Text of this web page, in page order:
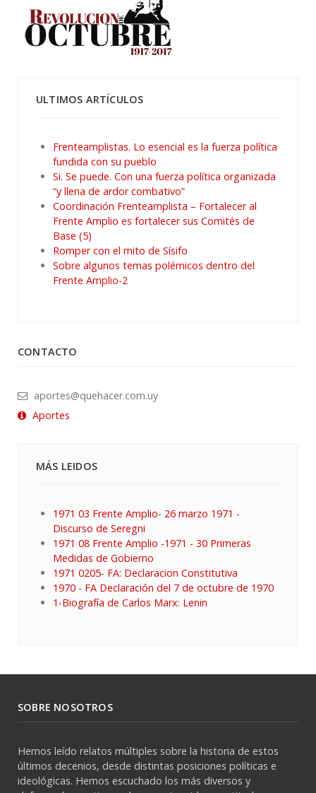
ULTIMOS ARTÍCULOS
Frenteamplistas. Lo esencial es la fuerza política
fundida con su pueblo
Si. Se puede. Con una fuerza política organizada
“y llena de ardor combativo”
Coordinación Frenteamplista – Fortalecer al
Frente Amplio es fortalecer sus Comités de
Base (5)
Romper con el mito de Sísifo
Sobre algunos temas polémicos dentro del
Frente Amplio-2
CONTACTO
aportes@quehacer.com.uy
Aportes
MÁS LEIDOS
1971 03 Frente Amplio- 26 marzo 1971 -
Discurso de Seregni
1971 08 Frente Amplio -1971 - 30 Primeras
Medidas de Gobierno
1971 0205- FA: Declaracion Constitutiva
1970 - FA Declaración del 7 de octubre de 1970
1-Biografía de Carlos Marx: Lenin
SOBRE NOSOTROS
Hemos leído relatos múltiples sobre la historia de estos
últimos decenios, desde distintas posiciones políticas e
ideológicas. Hemos escuchado los más diversos y